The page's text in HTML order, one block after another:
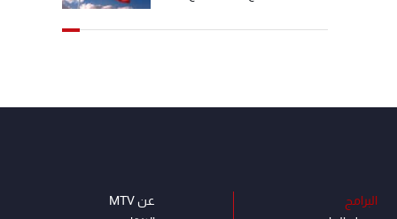
البرامج
عن MTV